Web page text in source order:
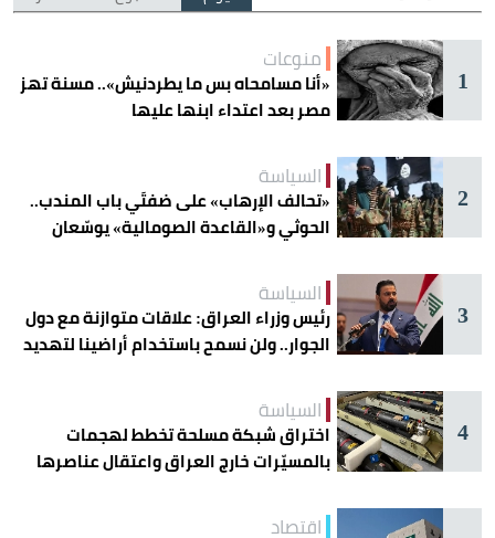
1
منوعات
«أنا مسامحاه بس ما يطردنيش».. مسنة تهز
مصر بعد اعتداء ابنها عليها
2
السياسة
«تحالف الإرهاب» على ضفتَي باب المندب..
الحوثي و«القاعدة الصومالية» يوسّعان
3
السياسة
رئيس وزراء العراق: علاقات متوازنة مع دول
الجوار.. ولن نسمح باستخدام أراضينا لتهديد
4
السياسة
اختراق شبكة مسلحة تخطط لهجمات
بالمسيّرات خارج العراق واعتقال عناصرها
اقتصاد